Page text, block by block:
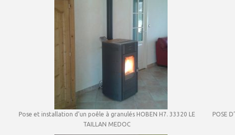
Pose et installation d’un poêle à granulés HOBEN H7. 33320 LE
TAILLAN MEDOC
POSE